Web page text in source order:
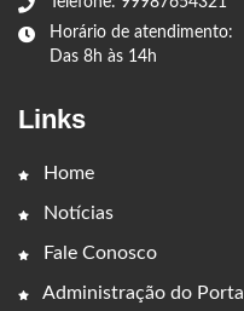
Horário de atendimento:
Das 8h às 14h
Links
Home
Notícias
Fale Conosco
Administração do Portal